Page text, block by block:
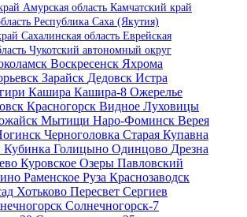
Амурская область Камчатский край
Республика Саха (Якутия)
Сахалинская область Еврейская
Чукотский автономный округ
Воскресенск Яхрома
Зарайск Дедовск Истра
Кашира Кашира-8 Ожерелье
Красногорск Видное Луховицы
Мытищи Наро-Фоминск Верея
Черноголовка Старая Купавна
Кубинка Голицыно Одинцово Дрезна
Куровское Озеры Павловский
Раменское Руза Краснозаводск
Хотьково Пересвет Сергиев
Солнечногорск-7